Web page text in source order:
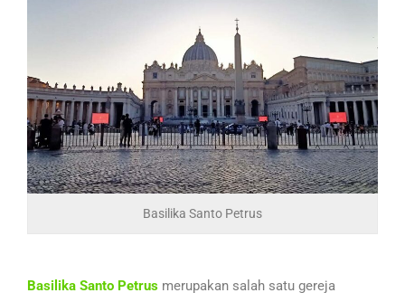
Basilika Santo Petrus
Basilika Santo Petrus merupakan salah satu gereja